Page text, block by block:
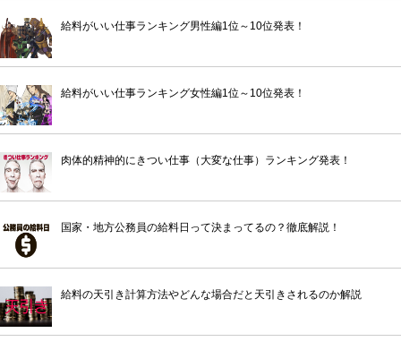
給料がいい仕事ランキング男性編1位～10位発表！
給料がいい仕事ランキング女性編1位～10位発表！
肉体的精神的にきつい仕事（大変な仕事）ランキング発表！
国家・地方公務員の給料日って決まってるの？徹底解説！
給料の天引き計算方法やどんな場合だと天引きされるのか解説